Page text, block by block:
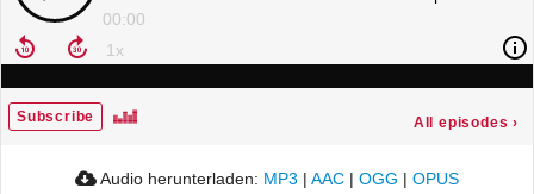
00:00
Subscribe All episodes ›
Audio herunterladen: MP3 | AAC | OGG | OPUS